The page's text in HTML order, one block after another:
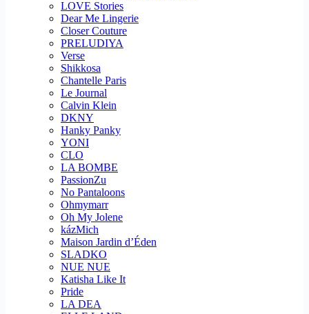
LOVE Stories
Dear Me Lingerie
Closer Couture
PRELUDIYA
Verse
Shikkosa
Chantelle Paris
Le Journal
Calvin Klein
DKNY
Hanky Panky
YONI
CLO
LA BOMBE
PassionZu
No Pantaloons
Ohmymarr
Oh My Jolene
kázMich
Maison Jardin d’Éden
SLADKO
NUE NUE
Katisha Like It
Pride
LA DEA